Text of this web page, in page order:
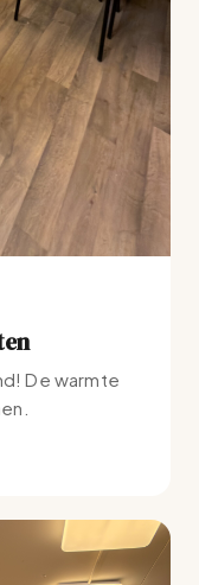
De warmte